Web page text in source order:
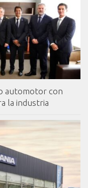
automotor con
la industria